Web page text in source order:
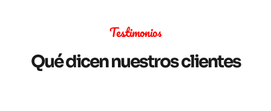
Testimonios
Qué dicen nuestros clientes